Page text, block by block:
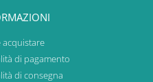
acquistare
di pagamento
di consegna